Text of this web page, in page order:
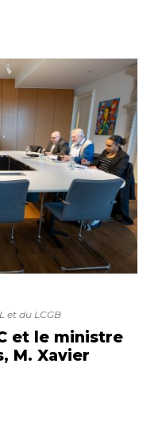
et du LCGB
et le ministre
M. Xavier